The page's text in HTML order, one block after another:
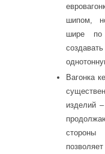
шипом,
шире по
Вагонка
изделий